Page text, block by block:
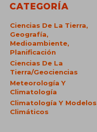
CATEGORÍA
Ciencias De La Tierra,
Geografía,
Medioambiente,
Planificación
Ciencias De La
Tierra/Geociencias
Meteorología Y
Climatología
Climatología Y Modelos
Climáticos